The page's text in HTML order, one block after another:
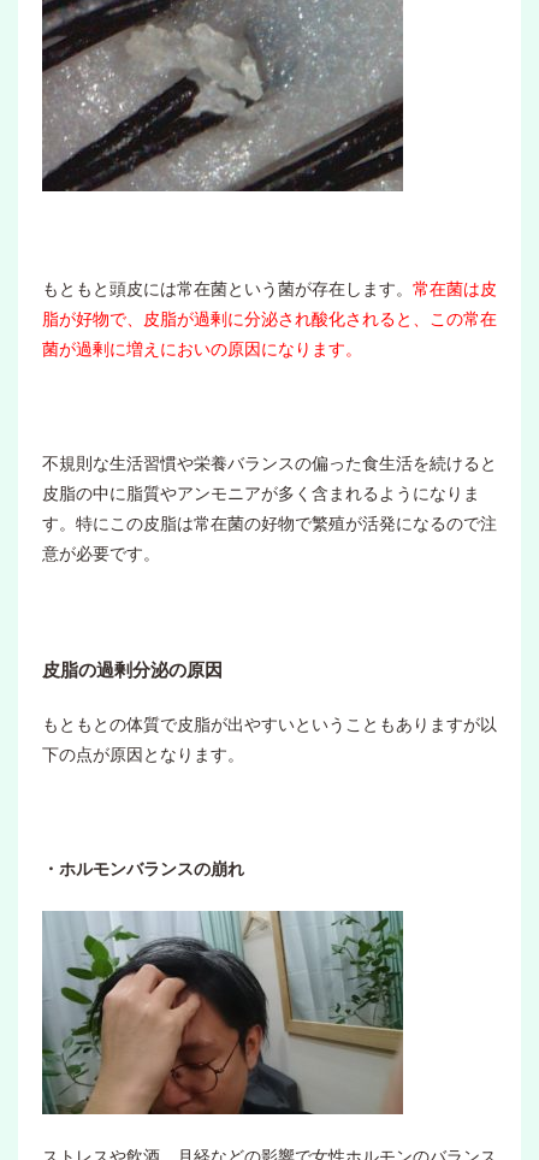
もともと頭皮には常在菌という菌が存在します。 常在菌は皮
脂が好物で、皮脂が過剰に分泌され酸化されると、この常在
菌が過剰に増えにおいの原因になります。
不規則な生活習慣や栄養バランスの偏った食生活を続けると
皮脂の中に脂質やアンモニアが多く含まれるようになりま
す。特にこの皮脂は常在菌の好物で繁殖が活発になるので注
意が必要です。
皮脂の過剰分泌の原因
もともとの体質で皮脂が出やすいということもありますが以
下の点が原因となります。
・ホルモンバランスの崩れ
ストレスや飲酒、月経などの影響で女性ホルモンのバランス